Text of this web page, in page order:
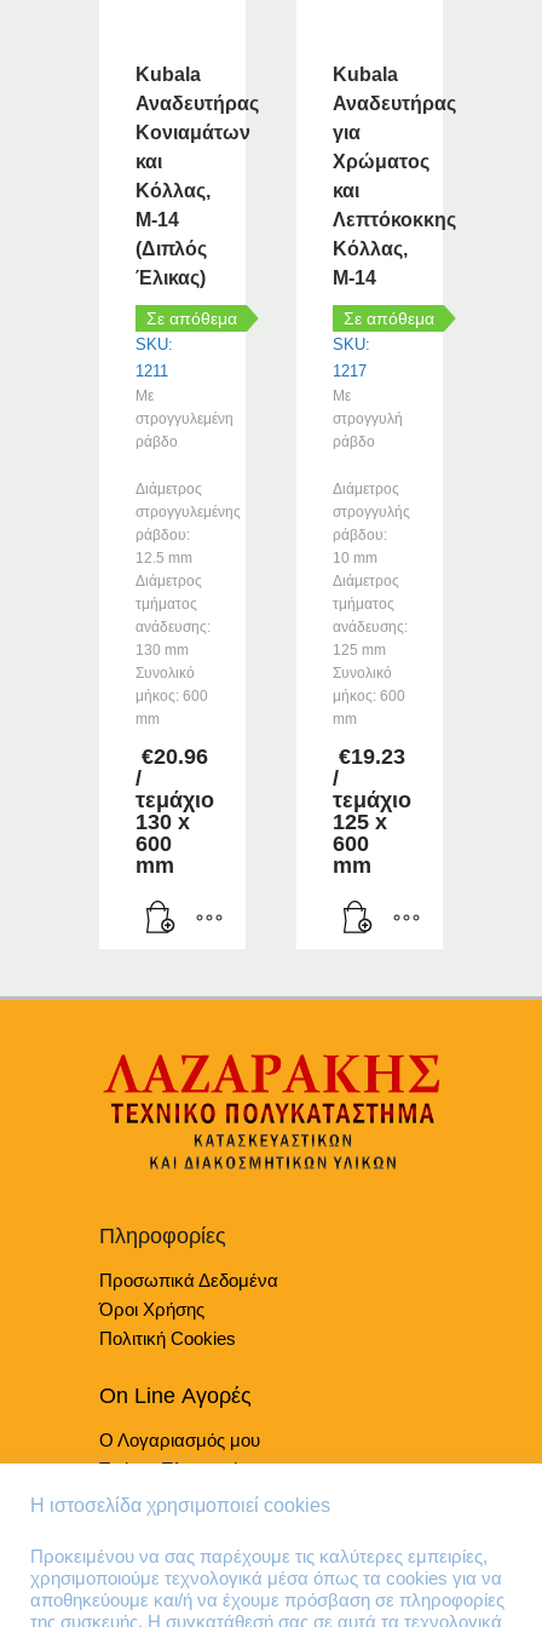
Kubala
Αναδευτήρας
Κονιαμάτων
και
Κόλλας,
M-14
(Διπλός
Έλικας)
Σε απόθεμα
SKU:
1211
Με
στρογγυλεμένη
ράβδο
Διάμετρος
στρογγυλεμένης
ράβδου:
12.5 mm
Διάμετρος
τμήματος
ανάδευσης:
130 mm
Συνολικό
μήκος: 600
mm
€20.96
/
τεμάχιο
130 x
600
mm
Kubala
Αναδευτήρας
για
Χρώματος
και
Λεπτόκοκκης
Κόλλας,
M-14
Σε απόθεμα
SKU:
1217
Με
στρογγυλή
ράβδο
Διάμετρος
στρογγυλής
ράβδου:
10 mm
Διάμετρος
τμήματος
ανάδευσης:
125 mm
Συνολικό
μήκος: 600
mm
€19.23
/
τεμάχιο
125 x
600
mm
Πληροφορίες
Προσωπικά Δεδομένα
Όροι Χρήσης
Πολιτική Cookies
On Line Αγορές
Ο Λογαριασμός μου
Τρόποι Πληρωμής
Τρόποι Παράδοσης
Τηλέφωνα Επικοινωνίας
Η ιστοσελίδα χρησιμοποιεί cookies
Προκειμένου να σας παρέχουμε τις καλύτερες εμπειρίες,
χρησιμοποιούμε τεχνολογικά μέσα όπως τα cookies για να
αποθηκεύουμε και/ή να έχουμε πρόσβαση σε πληροφορίες
της συσκευής. Η συγκατάθεσή σας σε αυτά τα τεχνολογικά